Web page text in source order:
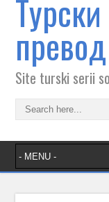
Site turski serii